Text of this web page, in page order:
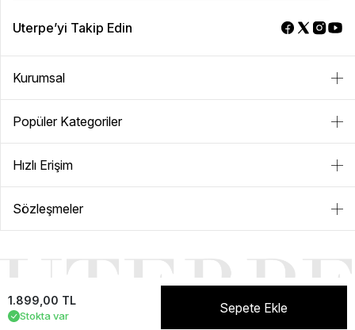
1.899,00 TL
Stokta var Sepete Ekle
Uterpe’yi Takip Edin
Kurumsal
Popüler Kategoriler
Hızlı Erişim
Sözleşmeler